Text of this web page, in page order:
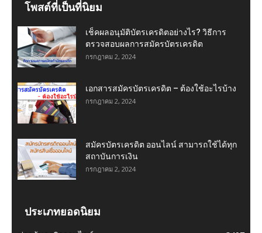
โพสต์ที่เป็นที่นิยม
เช็คผลอนุมัติบัตรเครดิตอย่างไร? วิธีการ
ตรวจสอบผลการสมัครบัตรเครดิต
กรกฎาคม 2, 2024
เอกสารสมัครบัตรเครดิต – ต้องใช้อะไรบ้าง
กรกฎาคม 2, 2024
สมัครบัตรเครดิต ออนไลน์ สามารถใช้ได้ทุก
สถาบันการเงิน
กรกฎาคม 2, 2024
ประเภทยอดนิยม